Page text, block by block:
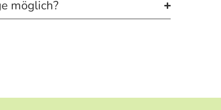
möglich?